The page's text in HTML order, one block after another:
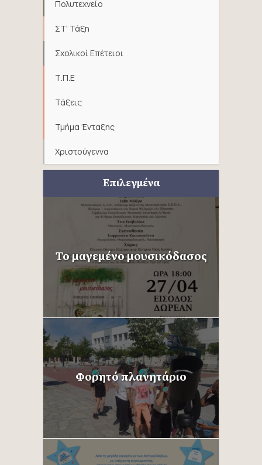
Πολυτεχνείο
ΣΤ' Τάξη
Σχολικοί Επέτειοι
Τ.Π.Ε
Τάξεις
Τμήμα Ένταξης
Χριστούγεννα
Επιλεγμένα
Το μαγεμένο μουσικόδασος
Φορητό πλανητάριο